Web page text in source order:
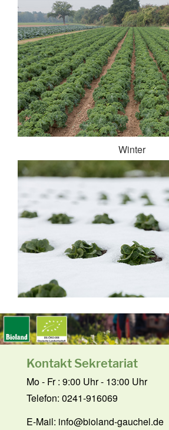
Winter
Kontakt Sekretariat
Mo - Fr : 9:00 Uhr - 13:00 Uhr
Telefon: 0241-916069
E-Mail: info@bioland-gauchel.de